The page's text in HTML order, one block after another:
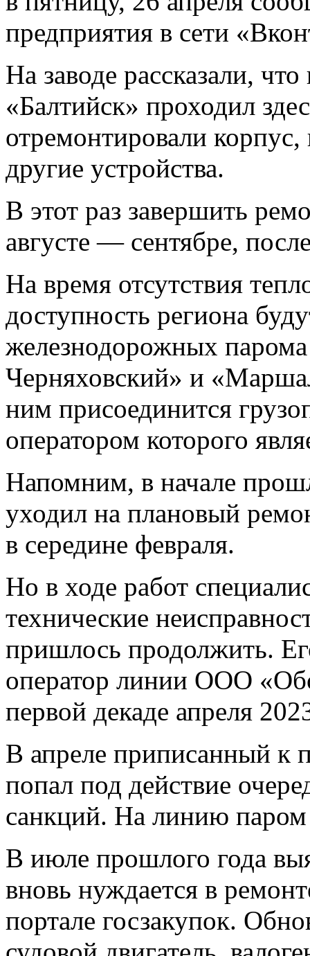
предприятия в сети
На заводе рассказали,
«Балтийск» проходил
отремонтировали
другие устройства.
В этот раз завершить
августе — сентябре,
На время отсутствия
доступность региона
железнодорожных
Черняховский» и
ним присоединится
оператором которого
Напомним, в начале
уходил на плановый
в середине февраля.
Но в ходе работ
технические
пришлось продолжить.
оператор линии ООО
первой декаде апреля
В апреле приписанный к
попал под действие
санкций. На линию
В июле прошлого года
вновь нуждается в
портале госзакупок.